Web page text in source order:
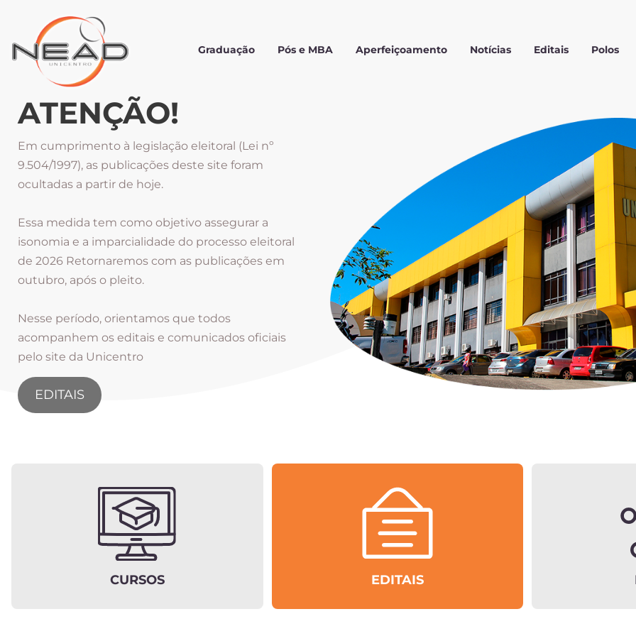
Graduação Pós e MBA Aperfeiçoamento Notícias Editais Polos
ATENÇÃO!
Em cumprimento à legislação eleitoral (Lei nº
9.504/1997), as publicações deste site foram
ocultadas a partir de hoje.
Essa medida tem como objetivo assegurar a
isonomia e a imparcialidade do processo eleitoral
de 2026 Retornaremos com as publicações em
outubro, após o pleito.
Nesse período, orientamos que todos
acompanhem os editais e comunicados oficiais
pelo site da Unicentro
EDITAIS
CURSOS EDITAIS